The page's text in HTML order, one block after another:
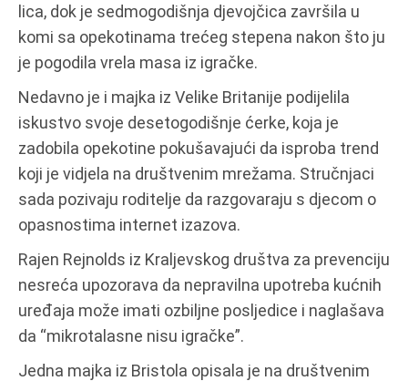
lica, dok je sedmogodišnja djevojčica završila u
komi sa opekotinama trećeg stepena nakon što ju
je pogodila vrela masa iz igračke.
Nedavno je i majka iz Velike Britanije podijelila
iskustvo svoje desetogodišnje ćerke, koja je
zadobila opekotine pokušavajući da isproba trend
koji je vidjela na društvenim mrežama. Stručnjaci
sada pozivaju roditelje da razgovaraju s djecom o
opasnostima internet izazova.
Rajen Rejnolds iz Kraljevskog društva za prevenciju
nesreća upozorava da nepravilna upotreba kućnih
uređaja može imati ozbiljne posljedice i naglašava
da “mikrotalasne nisu igračke”.
Jedna majka iz Bristola opisala je na društvenim